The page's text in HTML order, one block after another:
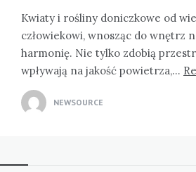
Kwiaty i rośliny doniczkowe od
człowiekowi, wnosząc do wnętrz
harmonię. Nie tylko zdobią
wpływają na jakość powietrza,…
NEWSOURCE